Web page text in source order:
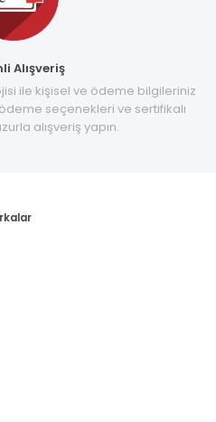
Alışveriş
ile kişisel ve ödeme bilgileriniz
seçenekleri ve sertifikalı
alışveriş yapın.